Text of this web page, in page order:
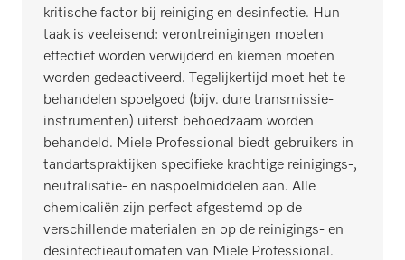
kritische factor bij reiniging en desinfectie. Hun
taak is veeleisend: verontreinigingen moeten
effectief worden verwijderd en kiemen moeten
worden gedeactiveerd. Tegelijkertijd moet het te
behandelen spoelgoed (bijv. dure transmissie-
instrumenten) uiterst behoedzaam worden
behandeld. Miele Professional biedt gebruikers in
tandartspraktijken specifieke krachtige reinigings-,
neutralisatie- en naspoelmiddelen aan. Alle
chemicaliën zijn perfect afgestemd op de
verschillende materialen en op de reinigings- en
desinfectieautomaten van Miele Professional.